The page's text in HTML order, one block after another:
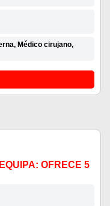
Médico cirujano,
OFRECE 5